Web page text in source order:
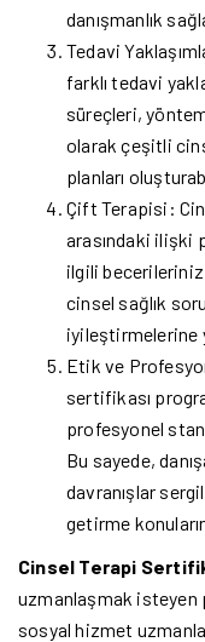
danışmanlık
Tedavi
farklı tedavi
süreçleri,
olarak çeşitli
planları
Çift Terapisi:
arasındaki ilişki
ilgili
cinsel sağlık
iyileştirmelerine
Etik ve
sertifikası
profesyonel
Bu sayede,
davranışlar
getirme
Cinsel Terapi
uzmanlaşmak
sosyal hizmet